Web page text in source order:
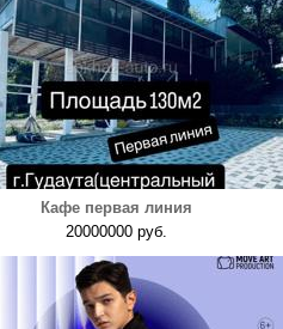
Кафе первая линия
20000000 руб.